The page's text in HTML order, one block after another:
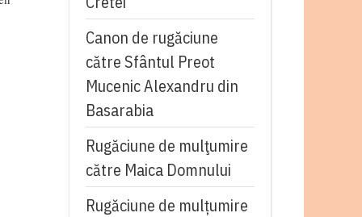
Canon de rugăciune
către Sfântul Preot
Mucenic Alexandru din
Basarabia
Rugăciune de mulţumire
către Maica Domnului
Rugăciune de mulțumire